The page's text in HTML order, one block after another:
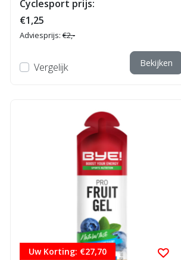
Cyclesport prijs:
€1,25
Adviesprijs: €2,-
Vergelijk Bekijken
Uw Korting: €27,70